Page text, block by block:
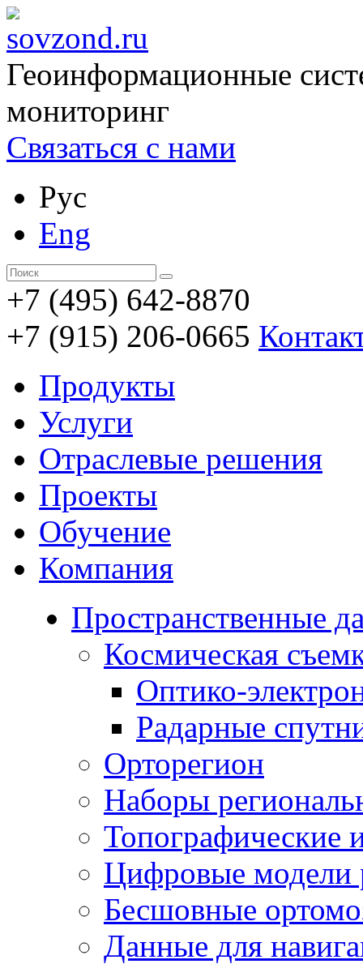
Геоинформационные
мониторинг
Связаться с нами
Рус
Eng
+7 (495) 642-8870
+7 (915) 206-0665
Продукты
Услуги
Отраслевые решения
Проекты
Обучение
Компания
Пространственные
Космическая
Оптико-
Радарные
Орторегион
Наборы
Топографические
Цифровые модели
Бесшовные
Данные для